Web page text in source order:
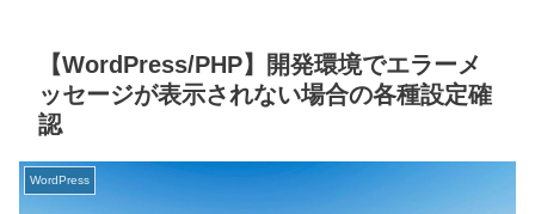
【WordPress/PHP】開発環境でエラーメ
ッセージが表示されない場合の各種設定確
認
WordPress